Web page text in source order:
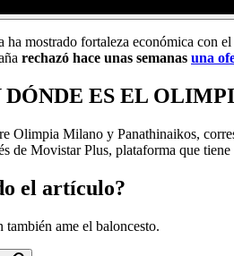
ha mostrado fortaleza económica con
rechazó hace unas semanas una
DÓNDE ES EL
Olimpia Milano y Panathinaikos,
de Movistar Plus, plataforma que
el artículo?
ame el baloncesto.